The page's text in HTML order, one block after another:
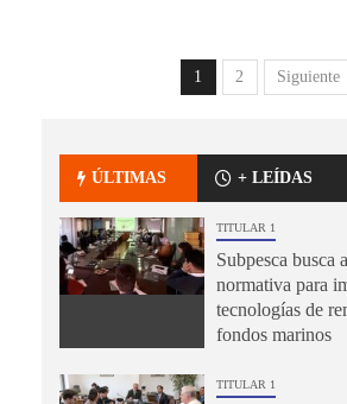
1 2 Siguiente
ÚLTIMAS + LEÍDAS
TITULAR 1
Subpesca busca
normativa para
tecnologías de
fondos marinos
TITULAR 1